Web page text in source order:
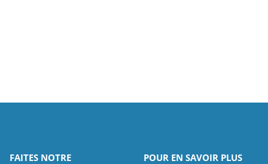
FAITES NOTRE
POUR EN SAVOIR PLUS